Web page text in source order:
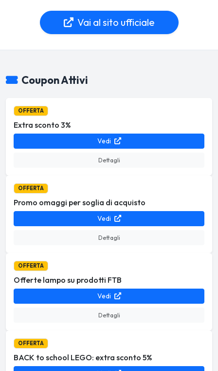
Vai al sito ufficiale
Coupon Attivi
OFFERTA
Extra sconto 3%
Vedi
Dettagli
OFFERTA
Promo omaggi per soglia di acquisto
Vedi
Dettagli
OFFERTA
Offerte lampo su prodotti FTB
Vedi
Dettagli
OFFERTA
BACK to school LEGO: extra sconto 5%